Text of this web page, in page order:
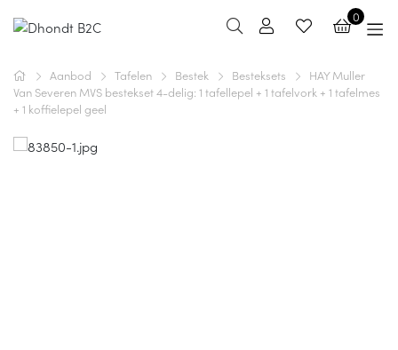
0
Aanbod Tafelen Bestek Besteksets
HAY Muller
Van Severen MVS bestekset 4-delig: 1 tafellepel + 1 tafelvork + 1 tafelmes
+ 1 koffielepel geel